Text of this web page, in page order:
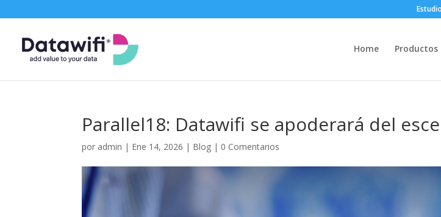
Home Productos
Parallel18: Datawifi se apoderará del
por admin | Ene 14, 2026 | Blog | 0 Comentarios